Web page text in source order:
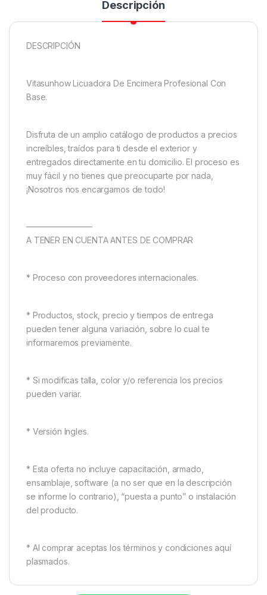
Descripción
DESCRIPCIÓN
Vitasunhow Licuadora De Encimera Profesional Con
Base.
Disfruta de un amplio catálogo de productos a precios
increíbles, traídos para ti desde el exterior y
entregados directamente en tu domicilio. El proceso es
muy fácil y no tienes que preocuparte por nada,
¡Nosotros nos encargamos de todo!
————————
A TENER EN CUENTA ANTES DE COMPRAR
* Proceso con proveedores internacionales.
* Productos, stock, precio y tiempos de entrega
pueden tener alguna variación, sobre lo cual te
informaremos previamente.
* Si modificas talla, color y/o referencia los precios
pueden variar.
* Versión Ingles.
* Esta oferta no incluye capacitación, armado,
ensamblaje, software (a no ser que en la descripción
se informe lo contrario), “puesta a punto” o instalación
del producto.
* Al comprar aceptas los términos y condiciones aquí
plasmados.